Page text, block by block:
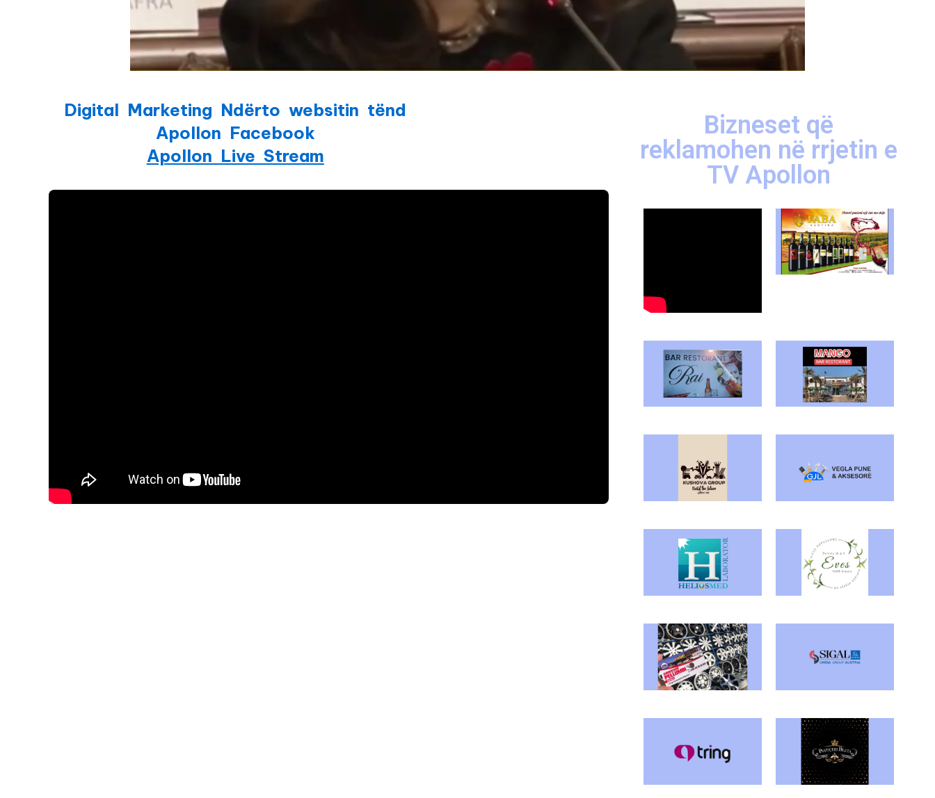
Digital Marketing Ndërto websitin tënd
Apollon Facebook
Apollon Live Stream
Bizneset që
reklamohen në rrjetin e
TV Apollon